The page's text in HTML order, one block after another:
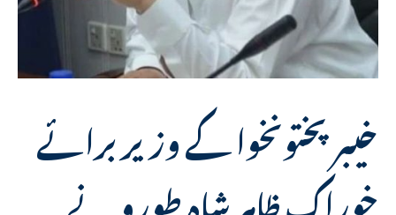
خیبرپختونخوا کے وزیر برائے